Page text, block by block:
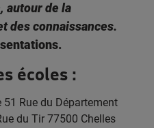
, autour de la
des connaissances.
écoles :
Rue du Département
du Tir 77500 Chelles